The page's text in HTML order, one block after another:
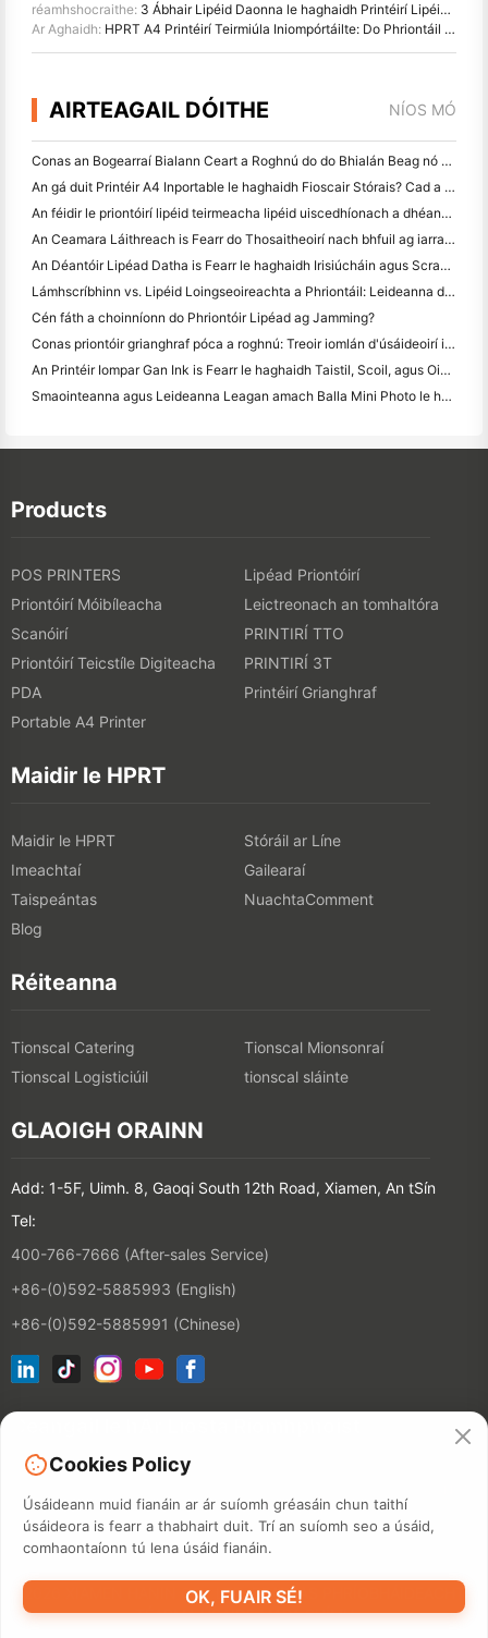
réamhshocraithe: 3 Ábhair Lipéid Daonna le haghaidh Printéirí Lipéid Theirmiúil Díreach
Ar Aghaidh: HPRT A4 Printéirí Teirmiúla Iniompórtáilte: Do Phriontáil Móibíleach le haghaidh Oibre agus Baile
AIRTEAGAIL DÓITHE NÍOS MÓ
Conas an Bogearraí Bialann Ceart a Roghnú do do Bhialán Beag nó Meánmhéide
An gá duit Printéir A4 Inportable le haghaidh Fioscair Stórais? Cad a Oibríonn i ndáiríre
An féidir le priontóirí lipéid teirmeacha lipéid uiscedhíonach a dhéanamh do tháirgí gnó beag?
An Ceamara Láithreach is Fearr do Thosaitheoirí nach bhfuil ag iarraidh páipéar a chaitheamh
An Déantóir Lipéad Datha is Fearr le haghaidh Irisiúcháin agus Scrapbooking: Cuir Tuilleadh Datha le Gach Leathanach
Lámhscríbhinn vs. Lipéid Loingseoireachta a Phriontáil: Leideanna do Ghnólachtaí Beaga in 2026
Cén fáth a choinníonn do Phriontóir Lipéad ag Jamming?
Conas priontóir grianghraf póca a roghnú: Treoir iomlán d'úsáideoirí iris, taistil agus iPhone
An Printéir Iompar Gan Ink is Fearr le haghaidh Taistil, Scoil, agus Oibre Soghluaiste: Athbhreithniú Hanin MT620 Pro
Smaointeanna agus Leideanna Leagan amach Balla Mini Photo le haghaidh maisiú seomra leapa agus dormitory
Products
POS PRINTERS
Lipéad Priontóirí
Priontóirí Móibíleacha
Leictreonach an tomhaltóra
Scanóirí
PRINTIRÍ TTO
Priontóirí Teicstíle Digiteacha
PRINTIRÍ 3T
PDA
Printéirí Grianghraf
Portable A4 Printer
Maidir le HPRT
Maidir le HPRT
Stóráil ar Líne
Imeachtaí
Gailearaí
Taispeántas
NuachtaComment
Blog
Réiteanna
Tionscal Catering
Tionscal Mionsonraí
Tionscal Logisticiúil
tionscal sláinte
GLAOIGH ORAINN
Add: 1-5F, Uimh. 8, Gaoqi South 12th Road, Xiamen, An tSín
Tel:
400-766-7666 (After-sales Service)
+86-(0)592-5885993 (English)
+86-(0)592-5885991 (Chinese)
©2026 XIAMEN HANIN CO., LTD.BEARTAS PHRÍOBHÁIDEACHTA
TÉARMA ÚSÁIDE MAPA SUÍMH
Cookies Policy
Úsáideann muid fianáin ar ár suíomh gréasáin chun taithí
úsáideora is fearr a thabhairt duit. Trí an suíomh seo a úsáid,
comhaontaíonn tú lena úsáid fianáin.
OK, FUAIR SÉ!